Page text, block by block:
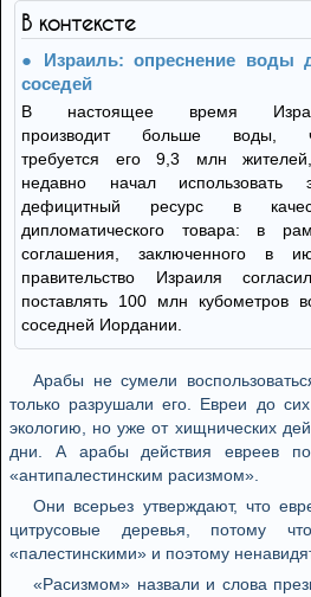
В контексте
Израиль: опреснение воды
соседей
В настоящее время
производит больше воды,
требуется его 9,3 млн
недавно начал использовать
дефицитный ресурс в
дипломатического товара: в
соглашения, заключенного в
правительство Израиля
поставлять 100 млн кубометров
соседней Иордании.
Арабы не сумели
только разрушали его. Евреи до
экологию, но уже от хищнических
дни. А арабы действия евреев
«антипалестинским расизмом».
Они всерьез утверждают, что
цитрусовые деревья, потому
«палестинскими» и поэтому
«Расизмом» назвали и слова